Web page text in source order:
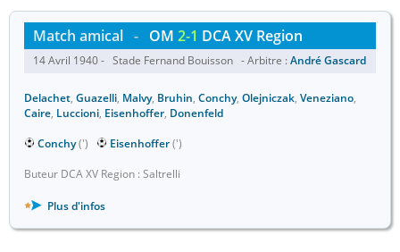
Match amical - OM 2-1 DCA XV Region
14 Avril 1940 - Stade Fernand Bouisson - Arbitre :André Gascard
Delachet, Guazelli, Malvy, Bruhin, Conchy, Olejniczak, Veneziano,
Caire, Luccioni, Eisenhoffer, Donenfeld
Conchy(') Eisenhoffer(')
Buteur DCA XV Region : Saltrelli
Plus d'infos